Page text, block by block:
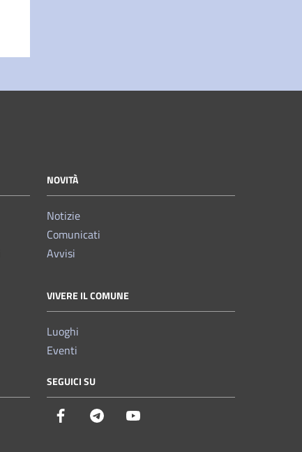
NOVITÀ
Notizie
Comunicati
Avvisi
VIVERE IL COMUNE
Luoghi
Eventi
SEGUICI SU
Facebook Telegram